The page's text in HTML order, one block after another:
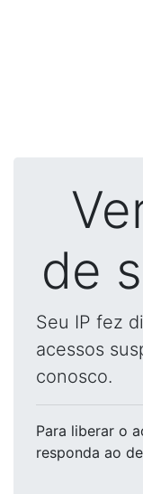
de
Seu IP fez
acessos
conosco.
Para liberar o
responda ao